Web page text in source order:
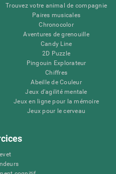
Trouvez votre animal de compagnie
Paires musicales
Chronocolor
Aventures de grenouille
Candy Line
2D Puzzle
Pingouin Explorateur
Chiffres
Abeille de Couleur
Jeux d'agilité mentale
Jeux en ligne pour la mémoire
Jeux pour le cerveau